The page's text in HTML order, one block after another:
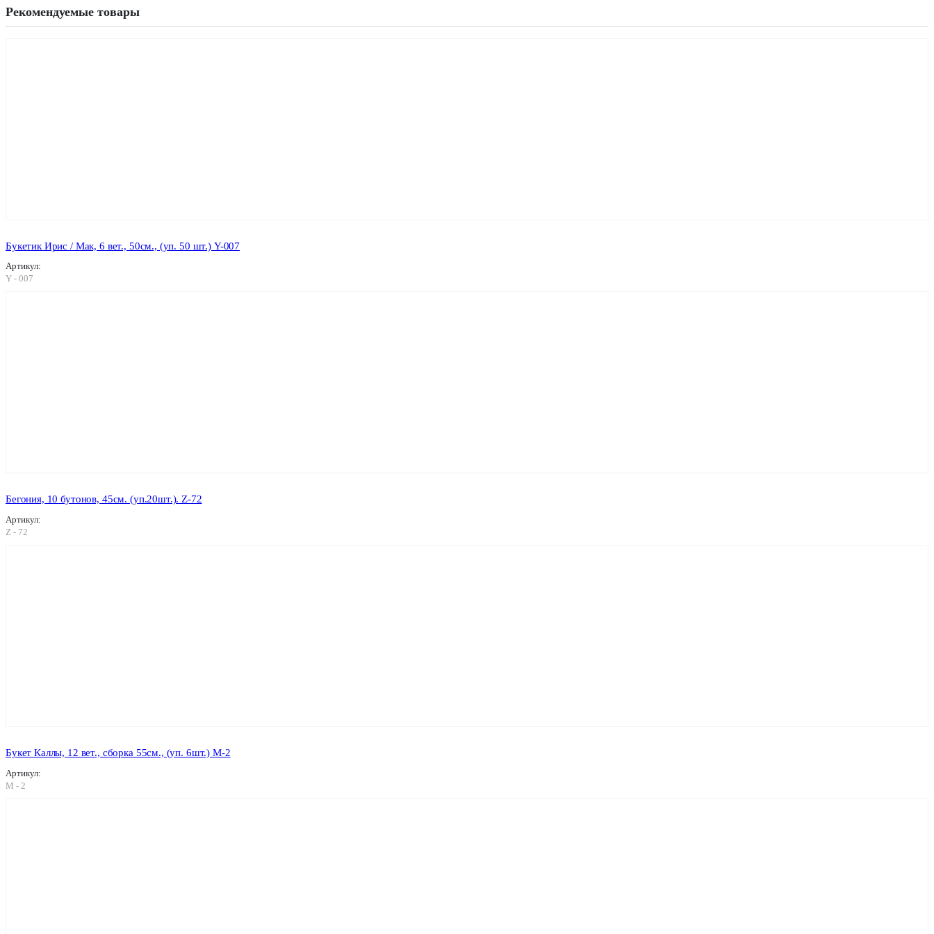
Рекомендуемые товары
Букетик Ирис / Мак, 6 вет., 50см., (уп. 50 шт.) Y-007
Артикул:
Y - 007
Бегония, 10 бутонов, 45см. (уп.20шт.). Z-72
Артикул:
Z - 72
Букет Каллы, 12 вет., сборка 55см., (уп. 6шт.) M-2
Артикул:
M - 2